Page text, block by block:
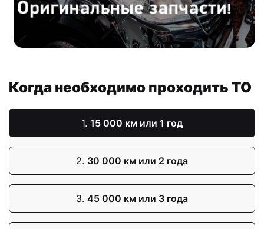
Когда необходимо проходить ТО
1. 15 000 км или 1 год
2. 30 000 км или 2 года
3. 45 000 км или 3 года